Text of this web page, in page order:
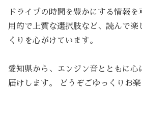
ドライブの時間を豊かにする情報
用的で上質な選択肢など、読んで楽
くりを心がけています。
愛知県から、エンジン音とともに心
届けします。 どうぞごゆっくりお楽